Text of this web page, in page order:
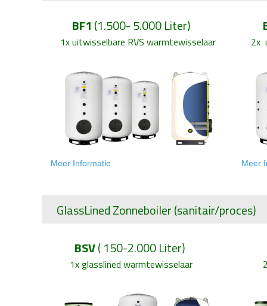
BF1 (1.500- 5.000 Liter)
1x uitwisselbare RVS warmtewisselaar
Meer Informatie
2x
Meer
GlassLined Zonneboiler(sanitair/proces)
BSV( 150-2.000 Liter)
1x glasslined warmtewisselaar 2x